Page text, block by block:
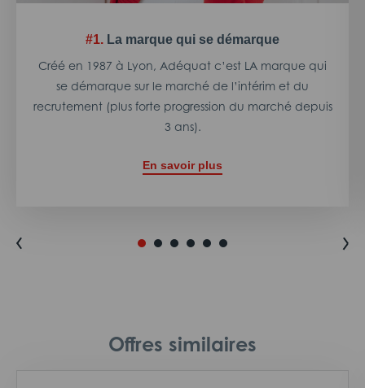
#1. La marque qui se démarque
Créé en 1987 à Lyon, Adéquat c’est LA marque qui
se démarque sur le marché de l’intérim et du
recrutement (plus forte progression du marché depuis
3 ans).
En savoir plus
Offres similaires